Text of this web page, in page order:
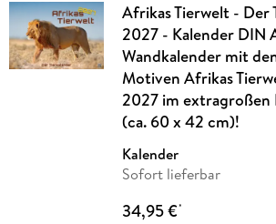
Afrikas Tierwelt - Der
2027 - Kalender DIN
Wandkalender mit
Motiven Afrikas
2027 im extragroßen
(ca. 60 x 42 cm)!
Kalender
Sofort lieferbar
34,95 €*